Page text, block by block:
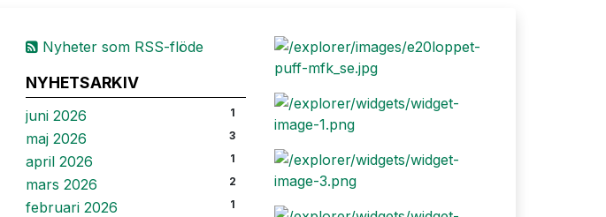
Nyheter som RSS-flöde
NYHETSARKIV
juni 2026 1
maj 2026 3
april 2026 1
mars 2026 2
februari 2026 1